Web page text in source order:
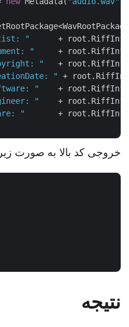
"
+
"
+
"
+
" +
"
+
"
+
"
+
خروجی کد بالا به صورت
نتیجه